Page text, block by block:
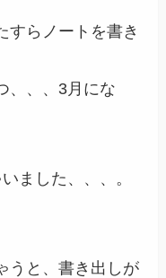
すらノートを書き
、、、3月にな
ました、、、。
うと、書き出しが